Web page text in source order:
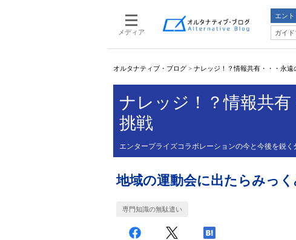
メディア
エン
ガイ
オルタナティブ・ブログ > ナレッジ！？情報共有・・・永遠
ナレッジ！？情報共
挑戦
エンタープライズコラボレーションの今と今後を鋭く
地域の運動会に出たらみっ
専門知識の無駄遣い